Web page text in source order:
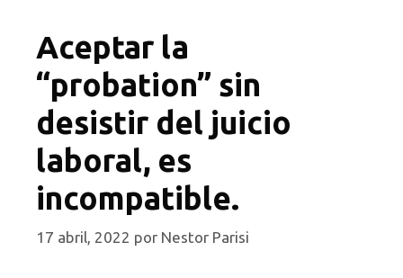
Aceptar la
“probation” sin
desistir del juicio
laboral, es
incompatible.
17 abril, 2022 por Nestor Parisi